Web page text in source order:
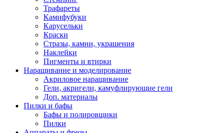
Трафареты
Камифубуки
Карусельки
Краски
Стразы, камни, украшения
Наклейки
Пигменты и втирки
Наращивание и моделирование
Акриловое наращивание
Гели, акригели, камуфлирующие гели
Доп. материалы
Пилки и бафы
Бафы и полировщики
Пилки